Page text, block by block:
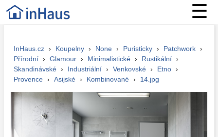
☰
InHaus.cz › Koupelny › None › Puristicky › Patchwork ›
Přírodní › Glamour › Minimalistické › Rustikální ›
Skandinávské › Industriální › Venkovské › Etno ›
Provence › Asijské › Kombinované › 14.jpg